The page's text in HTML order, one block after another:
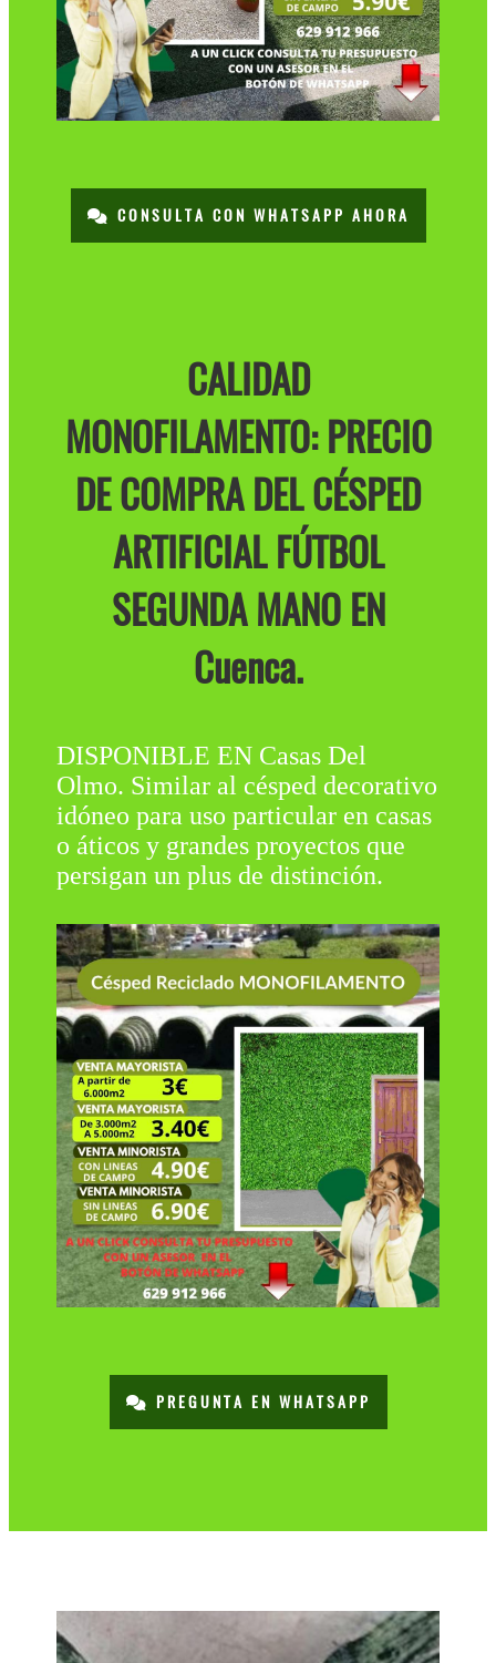
CONSULTA CON WHATSAPP AHORA
CALIDAD
MONOFILAMENTO: PRECIO
DE COMPRA DEL CÉSPED
ARTIFICIAL FÚTBOL
SEGUNDA MANO EN
Cuenca.
DISPONIBLE EN Casas Del
Olmo. Similar al césped decorativo
idóneo para uso particular en casas
o áticos y grandes proyectos que
persigan un plus de distinción.
PREGUNTA EN WHATSAPP